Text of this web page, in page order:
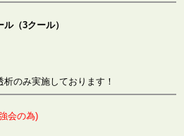
（3クール）
のみ実施しております！
会の為)